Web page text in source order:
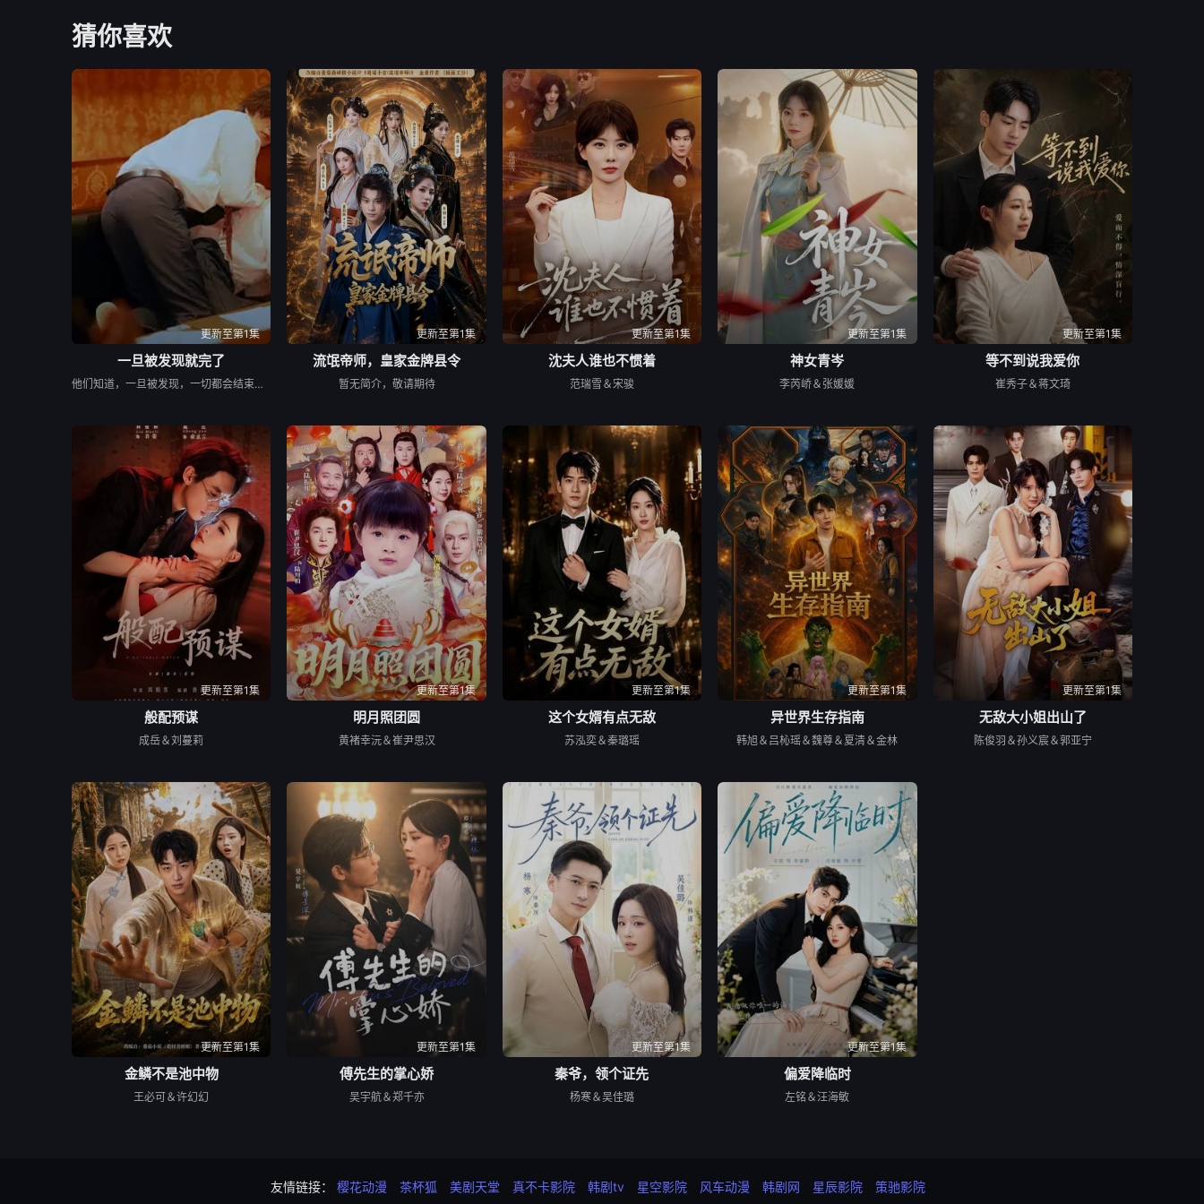
猜你喜欢
更新至第1集
一旦被发现就完了
他们知道，一旦被发现，一切都会结束。 &nbsp; &nbsp; &nbsp; &nbsp; &nbsp; &nbsp; &nbsp; &nbsp; &nbsp; &nbsp; &nbsp; &nbsp; &nbsp; &nbsp; &nbsp; &nbsp; &nbsp; &nbsp; &nbsp; &nbsp; &nbsp; &nbsp; &nbsp; &nbsp; &nbsp; &nbsp; &nbsp; &nbsp; &nbsp; &nbsp; &nbsp; &nbsp; &nbsp; &nbsp; &nbsp; 一对高中情侣努力守护他们的秘密恋情， &nbsp; &nbsp; &nbsp; &nbsp; &nbsp; &nbsp; &nbsp; &nbsp; &nbsp; &nbsp; &nbsp; &nbsp; &nbsp; &nbsp; &nbsp; &nbsp; &nbsp; &nbsp; &nbsp; &nbsp; &nbsp; &nbsp; &nbsp; &nbsp; &nbsp; &nbsp; &nbsp; &nbsp; &nbsp; &nbsp; &nbsp; &nbsp; &nbsp; &nbsp; &nbsp; 在嫉妒、误解和被发现的恐惧中艰难前行。 &nbsp; &nbsp; &nbsp; &nbsp; &nbsp; &nbsp; &nbsp; &nbsp; &nbsp; &nbsp; &nbsp; &nbsp; &nbsp; &nbsp; &nbsp; &nbsp; &nbsp; &nbsp; &nbsp; &nbsp; &nbsp; &nbsp; &nbsp; &nbsp; &nbsp; &nbsp; &nbsp; &nbsp; &nbsp; &nbsp; &nbsp; &nbsp; &nbsp; &nbsp; &nbsp; 他们的爱情始于学校空无一人的体育器材室。 &nbsp; &nbsp; &nbsp; &nbsp; &nbsp; &nbsp; &nbsp; &nbsp; &nbsp; &nbsp; &nbsp; &nbsp; &nbsp; &nbsp; &nbsp; &nbsp; &nbsp; &nbsp; &nbsp; &nbsp; &nbsp; &nbsp; &nbsp; &nbsp; &nbsp; &nbsp; &nbsp; &nbsp; &nbsp; &nbsp; &nbsp; &nbsp; &nbsp; &nbsp; &nbsp; 他们立下一个约定： &nbsp; &nbsp; &nbsp; &nbsp; &nbsp; &nbsp; &nbsp; &nbsp; &nbsp; &nbsp; &nbsp; &nbsp; &nbsp; &nbsp; &nbsp; &nbsp; &nbsp; &nbsp; &nbsp; &nbsp; &nbsp; &nbsp; &nbsp; &nbsp; &nbsp; &nbsp; &nbsp; &nbsp; &nbsp; &nbsp; &nbsp; &nbsp; &nbsp; &nbsp; &nbsp; 「如果有人发现我们的关系，我们就分手。」 &nbsp; &nbsp; &nbsp; &nbsp; &nbsp; &nbsp; &nbsp; &nbsp; &nbsp; &nbsp; &nbsp; &nbsp; &nbsp; &nbsp; &nbsp; &nbsp; &nbsp; &nbsp; &nbsp; &nbsp; &nbsp; &nbsp; &nbsp; &nbsp; &nbsp; &nbsp; &nbsp; &nbsp; &nbsp; &nbsp; &nbsp; &nbsp; &nbsp; &nbsp; &nbsp; 他们相爱——却不得不隐藏。 &nbsp; &nbsp; &nbsp; &nbsp; &nbsp; &nbsp; &nbsp; &nbsp; &nbsp; &nbsp; &nbsp; &nbsp; &nbsp; &nbsp; &nbsp; &nbsp; &nbsp; &nbsp; &nbsp; &nbsp; &nbsp; &nbsp; &nbsp; &nbsp; &nbsp; &nbsp; &nbsp; &nbsp; &nbsp; &nbsp; &nbsp; &nbsp; &nbsp; &nbsp; &nbsp; 一个关于两个少年在冲突、距离与脆弱中学会爱的动人成长故事。
更新至第1集
流氓帝师，皇家金牌县令
暂无简介，敬请期待
更新至第1集
沈夫人谁也不惯着
范瑞雪＆宋骏
更新至第1集
神女青岑
李芮峤＆张媛媛
更新至第1集
等不到说我爱你
崔秀子＆蒋文琦
更新至第1集
般配预谋
成岳＆刘蔓莉
更新至第1集
明月照团圆
黄褚幸沅＆崔尹思汉
更新至第1集
这个女婿有点无敌
苏泓奕＆秦璐瑶
更新至第1集
异世界生存指南
韩旭＆吕杺瑶＆魏尊＆夏清＆金林
更新至第1集
无敌大小姐出山了
陈俊羽＆孙义宸＆郭亚宁
更新至第1集
金鳞不是池中物
王必可＆许幻幻
更新至第1集
傅先生的掌心娇
吴宇航＆郑千亦
更新至第1集
秦爷，领个证先
杨寒＆吴佳璐
更新至第1集
偏爱降临时
左铭＆汪海敏
友情链接： 樱花动漫 茶杯狐 美剧天堂 真不卡影院 韩剧tv 星空影院 风车动漫 韩剧网 星辰影院 策驰影院